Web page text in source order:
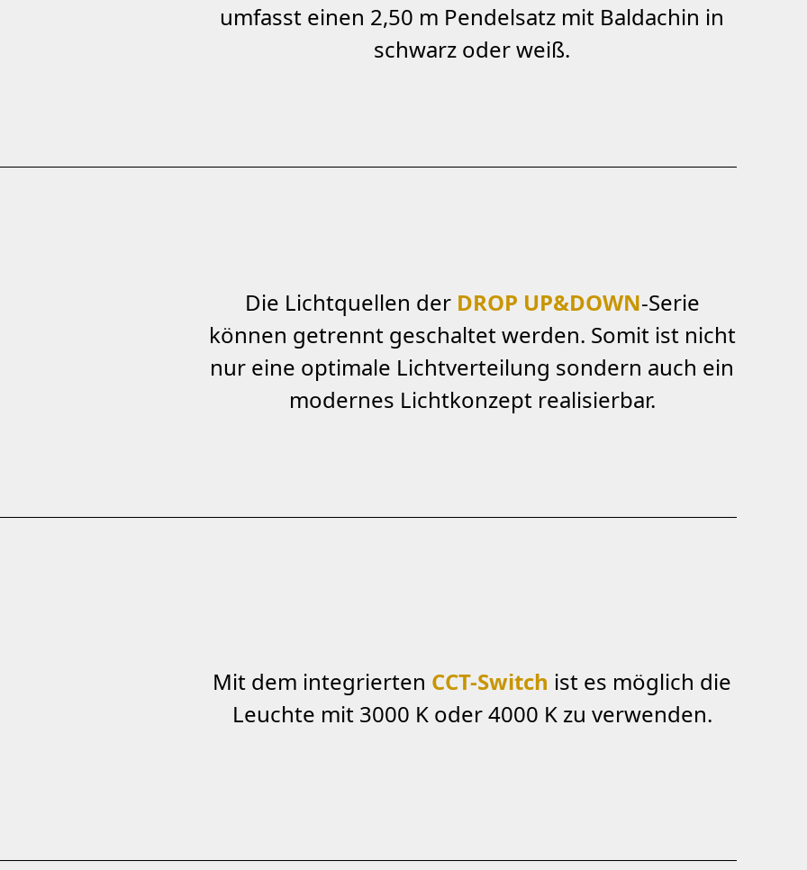
umfasst einen 2,50 m Pendelsatz mit Baldachin in
schwarz oder weiß.
Die Lichtquellen der DROP UP&DOWN-Serie
können getrennt geschaltet werden. Somit ist nicht
nur eine optimale Lichtverteilung sondern auch ein
modernes Lichtkonzept realisierbar.
Mit dem integrierten CCT-Switch ist es möglich die
Leuchte mit 3000 K oder 4000 K zu verwenden.